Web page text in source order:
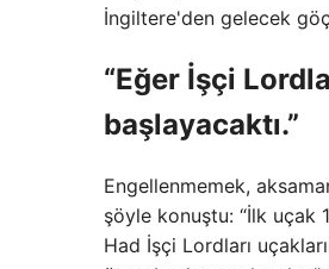
İngiltere'den gelecek
“Eğer İşçi
başlayacaktı.”
Engellenmemek,
şöyle konuştu: “İlk uçak
Had İşçi Lordları